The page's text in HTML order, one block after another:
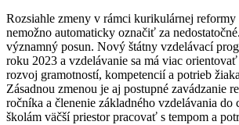
Rozsiahle zmeny v rámci kurikulárnej reformy
nemožno automaticky označiť za
významný posun. Nový štátny vzdelávací
roku 2023 a vzdelávanie sa má viac
rozvoj gramotností, kompetencií a potrieb
Zásadnou zmenou je aj postupné zavádzanie
ročníka a členenie základného vzdelávania do
školám väčší priestor pracovať s tempom a